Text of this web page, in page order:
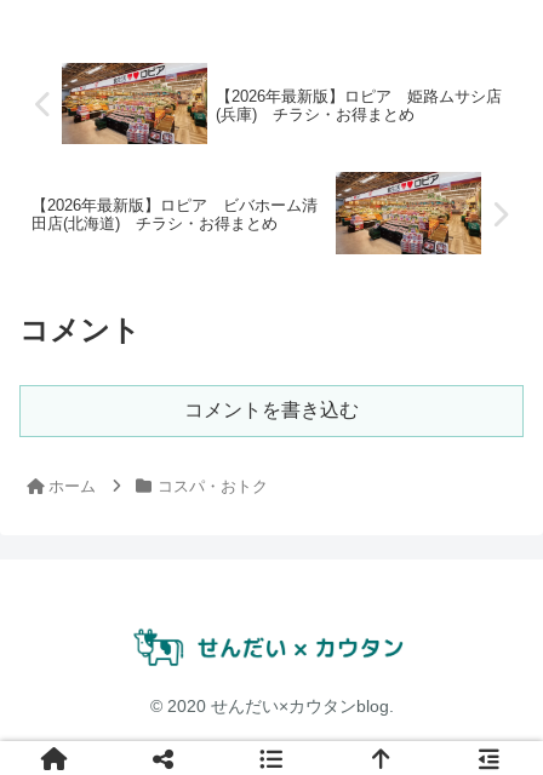
【2026年最新版】ロピア 姫路ムサシ店
(兵庫) チラシ・お得まとめ
【2026年最新版】ロピア ビバホーム清
田店(北海道) チラシ・お得まとめ
コメント
コメントを書き込む
ホーム コスパ・おトク
© 2020 せんだい×カウタンblog.